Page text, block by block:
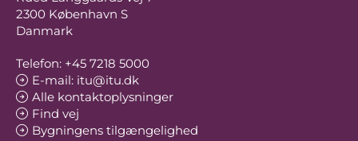
2300 København S
Danmark
Telefon: +45 7218 5000
E-mail: itu@itu.dk
Alle kontaktoplysninger
Find vej
Bygningens tilgængelighed